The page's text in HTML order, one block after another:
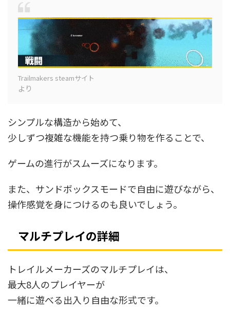
Trailmakers steamサイト
より
シンプルな構造から始めて、
少しずつ複雑な機能を持つ乗り物を作ることで、
ゲームの進行がスムーズになります。
また、サンドボックスモードで自由に遊びながら、
操作感覚を身につけるのも良いでしょう。
マルチプレイの詳細
トレイルメーカーズのマルチプレイは、
最大8人のプレイヤーが
一緒に遊べる出入り自由な形式です。